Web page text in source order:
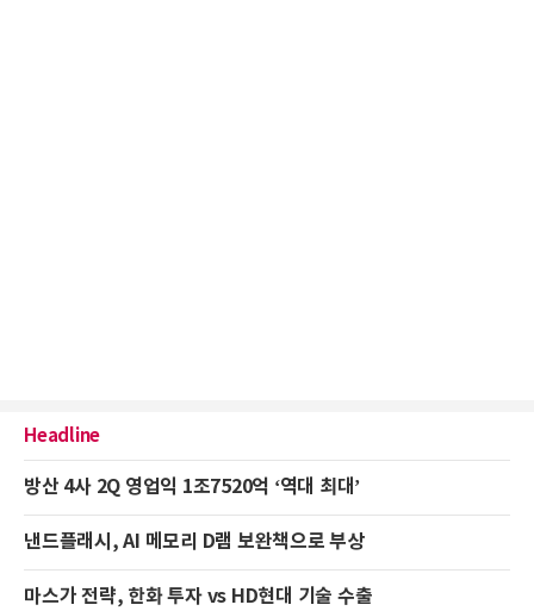
Headline
방산 4사 2Q 영업익 1조7520억 ‘역대 최대’
낸드플래시, AI 메모리 D램 보완책으로 부상
마스가 전략, 한화 투자 vs HD현대 기술 수출